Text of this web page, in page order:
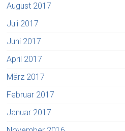
August 2017
Juli 2017
Juni 2017
April 2017
März 2017
Februar 2017
Januar 2017